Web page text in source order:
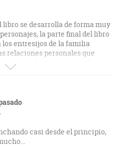
se desarrolla de forma muy
la parte final del libro
entresijos de la familia
relaciones personales que
forma en la que van siendo
de la autora.
casi desde el principio,